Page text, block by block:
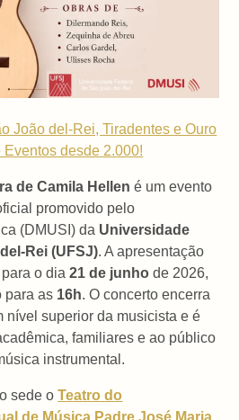
João del-Rei, Tiradentes e Ouro
desde 2.000!
de Camila Hellen é um evento
promovido pelo
(DMUSI) da Universidade
Rei (UFSJ). A apresentação
para o dia21 de junho de 2026,
para as 16h. O concerto encerra
nível superior da musicista e é
familiares e ao público
instrumental.
sede oTeatro do